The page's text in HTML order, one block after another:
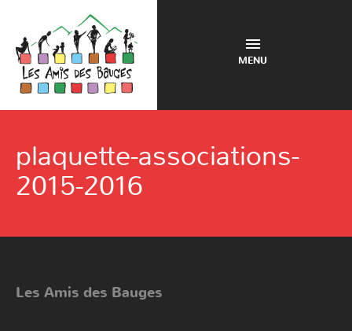
MENU
plaquette-associations-
2015-2016
Les Amis des Bauges